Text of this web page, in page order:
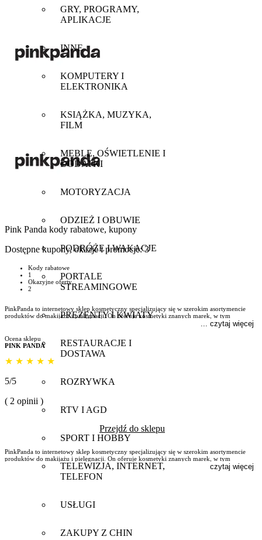
GRY, PROGRAMY,
APLIKACJE
INNE
KOMPUTERY I
ELEKTRONIKA
KSIĄŻKA, MUZYKA,
FILM
MEBLE, OŚWIETLENIE I
DODATKI
MOTORYZACJA
ODZIEŻ I OBUWIE
PODRÓŻE I WAKACJE
PORTALE
STREAMINGOWE
PREZENTY I KWIATY
RESTAURACJE I
DOSTAWA
ROZRYWKA
RTV I AGD
SPORT I HOBBY
TELEWIZJA, INTERNET,
TELEFON
USŁUGI
ZAKUPY Z CHIN
Pink Panda kody rabatowe, kupony
Dostępne kupony, okazje i promocje:3
Kody rabatowe
1
Okazyjne oferty
2
PinkPanda to internetowy sklep kosmetyczny specjalizujący się w szerokim asortymencie
produktów do makijażu i pielęgnacji. On oferuje kosmetyki znanych marek, w tym
koreańskie bestsellery, w atrakcyjnych cenach. Jego oferta jest stale aktualizowana, a klienci
... czytaj więcej
Ocena sklepu
PINK PANDA
★ ★ ★ ★ ★
5/5
( 2 opinii )
Przejdź do sklepu
PinkPanda to internetowy sklep kosmetyczny specjalizujący się w szerokim asortymencie
produktów do makijażu i pielęgnacji. On oferuje kosmetyki znanych marek, w tym
koreańskie bestsellery, w atrakcyjnych cenach. Jego oferta jest stale aktualizowana, a klienci
mogą liczyć na profesjonalną obsługę oraz szybkie dostawy.
czytaj więcej